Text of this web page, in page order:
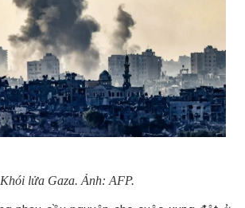
Khói lửa Gaza. Ảnh: AFP.